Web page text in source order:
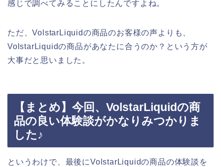
感じで調べてみることにしたんですよね。
ただ、VolstarLiquidの商品のお客様の声よりも、
VolstarLiquidの商品があなたに合うのか？という方が
大事だと思いました。
【まとめ】今回、VolstarLiquidの商
品の良い体験談がかなりみつかりま
した♪
というわけで、最後にVolstarLiquidの商品の体験談を